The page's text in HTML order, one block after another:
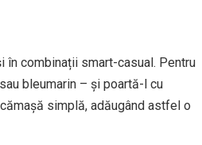
combinații smart-casual. Pentru
bleumarin – și poartă-l cu
simplă, adăugând astfel o